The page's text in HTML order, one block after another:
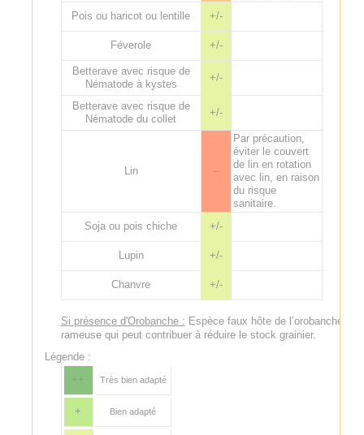
Pois ou haricot ou lentille
+/-
Féverole +/-
Betterave avec risque de
Nématode à kystes
+/-
Betterave avec risque de
Nématode du collet
+/-
Lin --
Par précaution,
éviter le couvert
de lin en rotation
avec lin, en raison
du risque
sanitaire.
Soja ou pois chiche
+/-
Lupin +/-
Chanvre +/-
Si présence d'Orobanche : Espèce faux hôte de l’orobanche
rameuse qui peut contribuer à réduire le stock grainier.
Légende :
++
Très bien adapté
+ Bien adapté